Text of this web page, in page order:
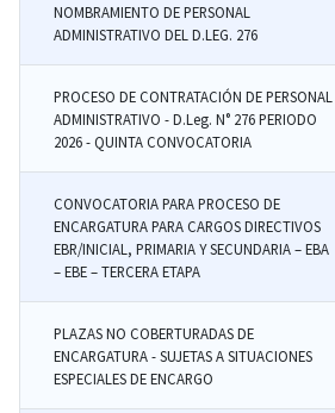
NOMBRAMIENTO DE PERSONAL
ADMINISTRATIVO DEL D.LEG. 276
PROCESO DE CONTRATACIÓN DE PERSONAL
ADMINISTRATIVO - D.Leg. N° 276 PERIODO
2026 - QUINTA CONVOCATORIA
CONVOCATORIA PARA PROCESO DE
ENCARGATURA PARA CARGOS DIRECTIVOS
EBR/INICIAL, PRIMARIA Y SECUNDARIA – EBA
– EBE – TERCERA ETAPA
PLAZAS NO COBERTURADAS DE
ENCARGATURA - SUJETAS A SITUACIONES
ESPECIALES DE ENCARGO